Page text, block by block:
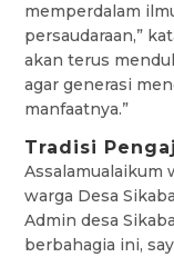
memperdalam
persaudaraan,”
akan terus
agar generasi
manfaatnya.”
Tradisi
Assalamualaikum
warga Desa
Admin desa
berbahagia ini,